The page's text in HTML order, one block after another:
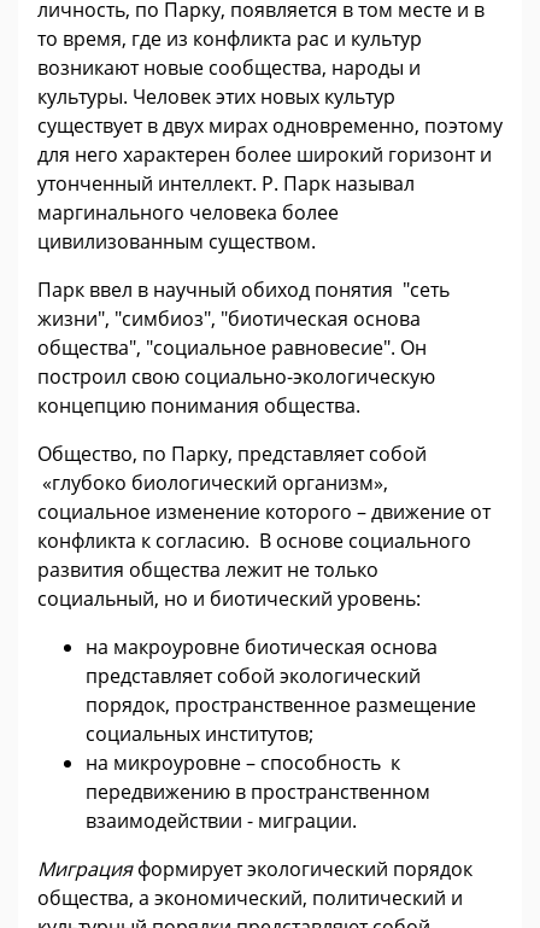
личность, по Парку, появляется в том месте и в
то время, где из конфликта рас и культур
возникают новые сообщества, народы и
культуры. Человек этих новых культур
существует в двух мирах одновременно, поэтому
для него характерен более широкий горизонт и
утонченный интеллект. Р. Парк называл
маргинального человека более
цивилизованным существом.
Парк ввел в научный обиход понятия "сеть
жизни", "симбиоз", "биотическая основа
общества", "социальное равновесие". Он
построил свою социально-экологическую
концепцию понимания общества.
Общество, по Парку, представляет собой
«глубоко биологический организм»,
социальное изменение которого – движение от
конфликта к согласию. В основе социального
развития общества лежит не только
социальный, но и биотический уровень:
на макроуровне биотическая основа
представляет собой экологический
порядок, пространственное размещение
социальных институтов;
на микроуровне – способность к
передвижению в пространственном
взаимодействии - миграции.
Миграцияформирует экологический порядок
общества, а экономический, политический и